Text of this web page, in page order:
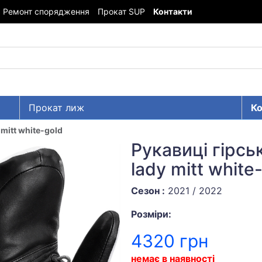
Ремонт спорядження Прокат SUP Контакти
Прокат лиж
white-gold
Рукавиці
lady mitt
Сезон : 2021 / 2022
Розміри:
4320 грн
немає в наявності